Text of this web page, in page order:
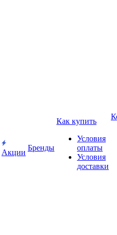
Акции
Бренды
Как купить
Условия
оплаты
Условия
доставки